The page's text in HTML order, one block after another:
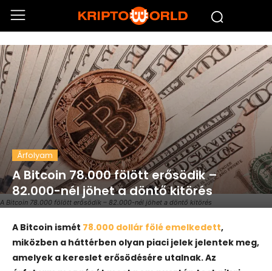
A Bitcoin 78.000 fölött erősödik – 82.000-nél jöhet a döntő kitörés
Árfolyam
A Bitcoin 78.000 fölött erősödik –
82.000-nél jöhet a döntő kitörés
A Bitcoin ismét 78.000 dollár fölé emelkedett,
miközben a háttérben olyan piaci jelek jelentek meg,
amelyek a kereslet erősödésére utalnak. Az